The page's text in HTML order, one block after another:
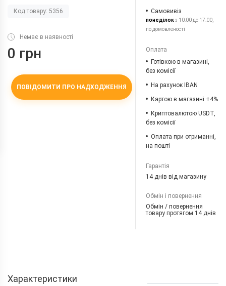
Код товару: 5356
Немає в наявності
0 грн
ПОВІДОМИТИ ПРО НАДХОДЖЕННЯ
Самовивіз
понеділокз 10:00 до 17:00,
по домовленості
Оплата
Готівкою в магазині,
без комісії
На рахунок IBAN
Картою в магазині +4%
Криптовалютою USDT,
без комісії
Оплата при отриманні,
на пошті
Гарантія
14 днів від магазину
Обмін і повернення
Обмін / повернення
товару протягом 14 днів
Характеристики